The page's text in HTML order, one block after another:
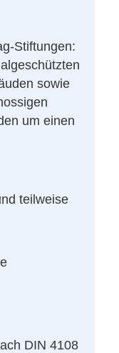
Stiftungen:
sowie
um einen
teilweise
DIN 4108